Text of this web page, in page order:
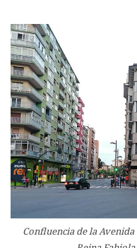
Confluencia de la Avenida